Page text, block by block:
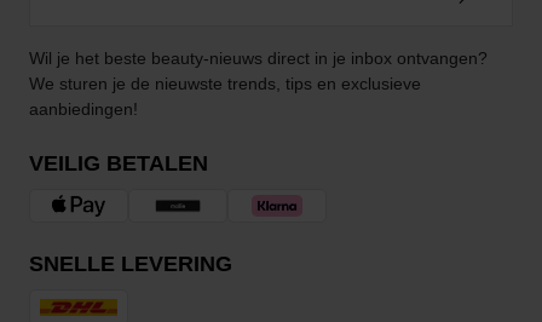
Wil je het beste beauty-nieuws direct in je inbox ontvangen?
We sturen je de nieuwste trends, tips en exclusieve
aanbiedingen!
VEILIG BETALEN
SNELLE LEVERING